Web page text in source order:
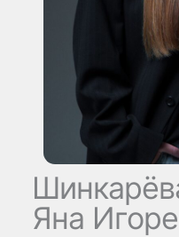
Яна